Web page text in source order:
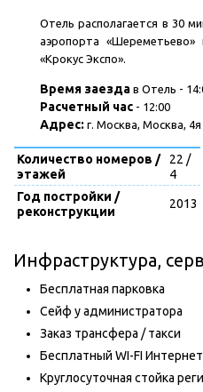
Отель располагается в 30
аэропорта
«Крокус Экспо».
Время заезда в Отель -
Расчетный час - 12:00
Адрес: г. Москва, Москва,
Количество номеров /
этажей
22 /
4
Год постройки /
реконструкции
2013
Инфраструктура,
Бесплатная парковка
Сейф у администратора
Заказ трансфера / такси
Бесплатный WI-FI Интернет
Круглосуточная стойка